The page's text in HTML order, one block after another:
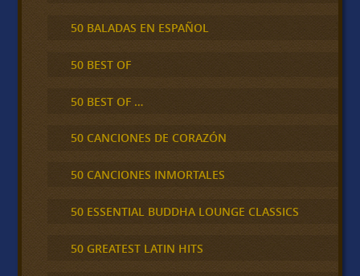
50 BALADAS EN ESPAÑOL
50 BEST OF
50 BEST OF …
50 CANCIONES DE CORAZÓN
50 CANCIONES INMORTALES
50 ESSENTIAL BUDDHA LOUNGE CLASSICS
50 GREATEST LATIN HITS